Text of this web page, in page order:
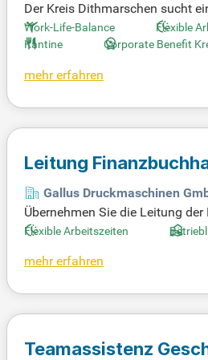
Der Kreis Dithmarschen sucht
Haushalt, Controlling und
A 10 SHBesG vergütet. Zu den
ert? Bewerben Sie sich jetzt für
Work-Life-Balance Flexible
Kantine
Corporate Benefit
mehr erfahren
Leitung
Gallus Druckmaschinen
Übernehmen Sie die Leitung
n. Ihre Expertise stärkt die
begleitet. Zu Ihren Aufgaben
Flexible Arbeitszeiten
mehr erfahren
Teamassistenz